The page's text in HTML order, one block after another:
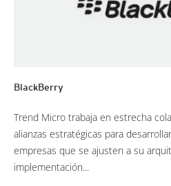
BlackBerry
Trend Micro trabaja en estrecha
alianzas estratégicas para
empresas que se ajusten a su
implementación...